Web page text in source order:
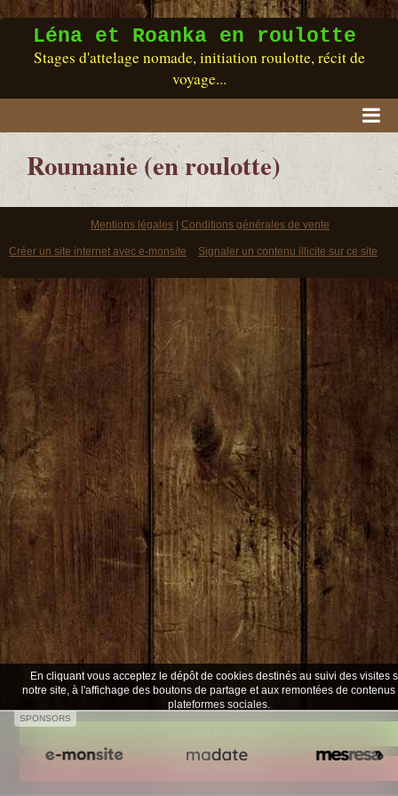
Léna et Roanka en roulotte
Stages d'attelage nomade, initiation roulotte, récit de
voyage...
RASSEMBLEMENT
Qui sommes-nous ?
Nos roulottes
Nos chevaux
Boutique / Livres
Vidéos
Biblio
Blog est-roulotte
Contact
Roumanie (en roulotte)
Mentions légales Conditions générales de vente
Créer un site internet avec e-monsite Signaler un contenu illicite sur ce site
SPONSORS
En cliquant vous acceptez le dépôt de cookies destinés au suivi des visites
notre site, à l'affichage des boutons de partage et aux remontées de contenus
plateformes sociales.